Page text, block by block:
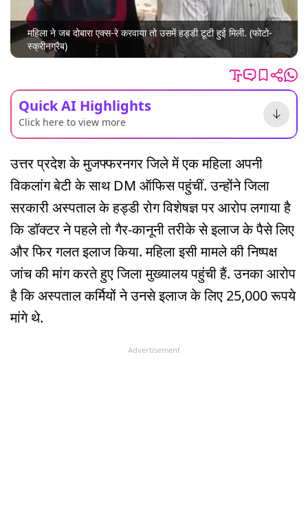
महिला ने जब दोबारा एक्स-रे करवाया तो उसमें हड्डी टूटी हुई मिली. (फोटो-
स्क्रीनग्रैब)
Quick AI Highlights
Click here to view more
उत्तर प्रदेश के मुजफ्फरनगर जिले में एक महिला अपनी
विकलांग बेटी के साथ DM ऑफिस पहुंचीं. उन्होंने जिला
सरकारी अस्पताल के हड्डी रोग विशेषज्ञ पर आरोप लगाया है
कि डॉक्टर ने पहले तो गैर-कानूनी तरीके से इलाज के पैसे लिए
और फिर गलत इलाज किया. महिला इसी मामले की निष्पक्ष
जांच की मांग करते हुए जिला मुख्यालय पहुंची हैं. उनका आरोप
है कि अस्पताल कर्मियों ने उनसे इलाज के लिए 25,000 रूपये
मांगे थे.
Advertisement